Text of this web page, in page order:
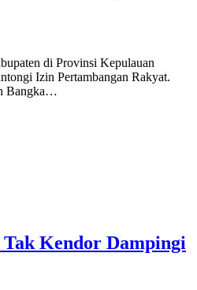
di Provinsi Kepulauan
Izin Pertambangan Rakyat.
Bangka…
Kendor Dampingi